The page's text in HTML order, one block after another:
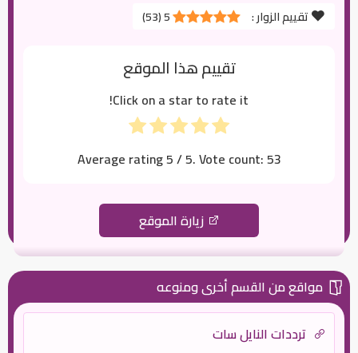
تقييم الزوار :
5
(
53
)
تقييم هذا الموقع
Click on a star to rate it!
Average rating5/ 5. Vote count:53
زيارة الموقع
مواقع من القسم أخرى ومنوعه
ترددات النايل سات